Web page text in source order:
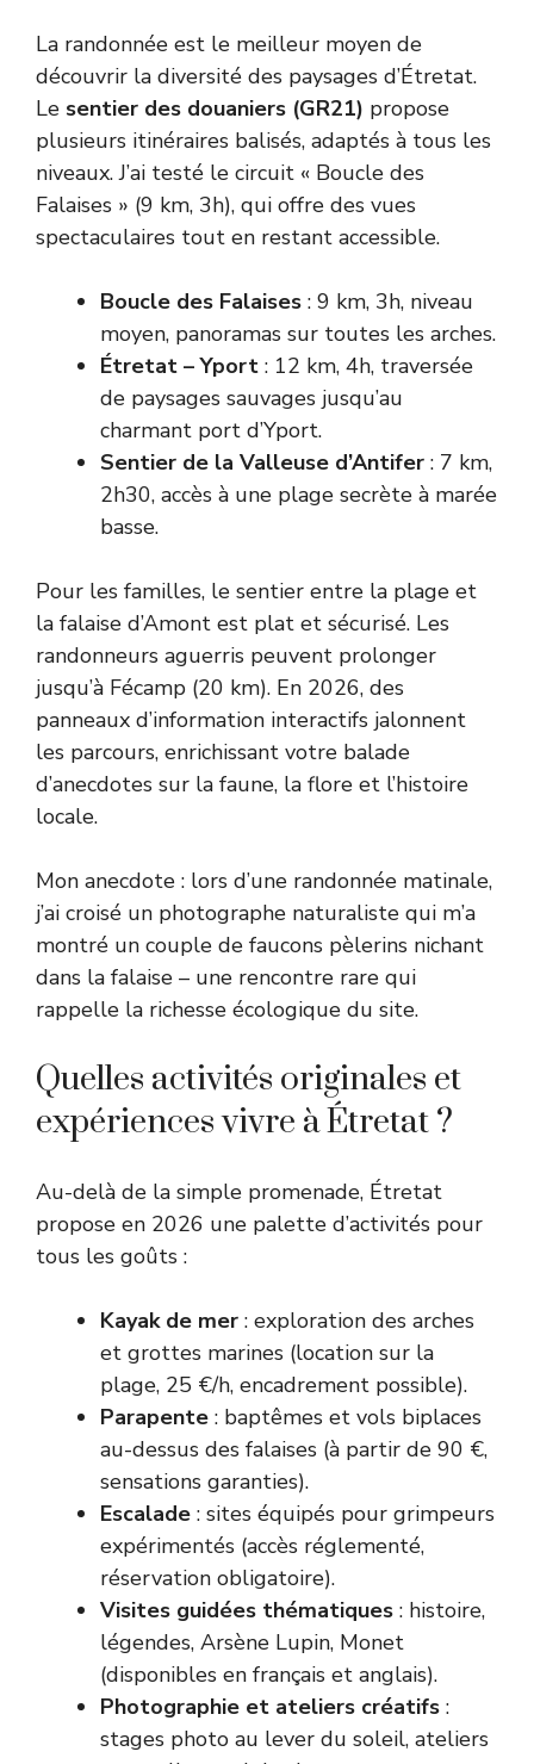
La randonnée est le meilleur moyen de
découvrir la diversité des paysages d’Étretat.
Le sentier des douaniers (GR21) propose
plusieurs itinéraires balisés, adaptés à tous les
niveaux. J’ai testé le circuit « Boucle des
Falaises » (9 km, 3h), qui offre des vues
spectaculaires tout en restant accessible.
Boucle des Falaises : 9 km, 3h, niveau
moyen, panoramas sur toutes les arches.
Étretat – Yport : 12 km, 4h, traversée
de paysages sauvages jusqu’au
charmant port d’Yport.
Sentier de la Valleuse d’Antifer : 7 km,
2h30, accès à une plage secrète à marée
basse.
Pour les familles, le sentier entre la plage et
la falaise d’Amont est plat et sécurisé. Les
randonneurs aguerris peuvent prolonger
jusqu’à Fécamp (20 km). En 2026, des
panneaux d’information interactifs jalonnent
les parcours, enrichissant votre balade
d’anecdotes sur la faune, la flore et l’histoire
locale.
Mon anecdote : lors d’une randonnée matinale,
j’ai croisé un photographe naturaliste qui m’a
montré un couple de faucons pèlerins nichant
dans la falaise – une rencontre rare qui
rappelle la richesse écologique du site.
Quelles activités originales et
expériences vivre à Étretat ?
Au-delà de la simple promenade, Étretat
propose en 2026 une palette d’activités pour
tous les goûts :
Kayak de mer : exploration des arches
et grottes marines (location sur la
plage, 25 €/h, encadrement possible).
Parapente : baptêmes et vols biplaces
au-dessus des falaises (à partir de 90 €,
sensations garanties).
Escalade : sites équipés pour grimpeurs
expérimentés (accès réglementé,
réservation obligatoire).
Visites guidées thématiques : histoire,
légendes, Arsène Lupin, Monet
(disponibles en français et anglais).
Photographie et ateliers créatifs :
stages photo au lever du soleil, ateliers